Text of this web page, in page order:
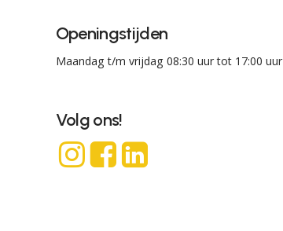
Openingstijden
Maandag t/m vrijdag 08:30 uur tot 17:00 uur
Volg ons!